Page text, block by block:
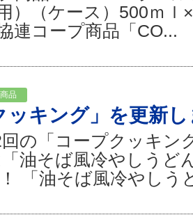
用）（ケース）500
連コープ商品「CO...
商品
ッキング」を更新
の「コープクッキン
油そば風冷やしうど
「油そば風冷やしう